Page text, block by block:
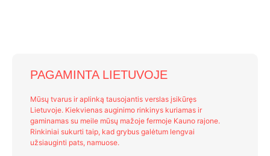
PAGAMINTA LIETUVOJE
Mūsų tvarus ir aplinką tausojantis verslas įsikūręs
Lietuvoje. Kiekvienas auginimo rinkinys kuriamas ir
gaminamas su meile mūsų mažoje fermoje Kauno rajone.
Rinkiniai sukurti taip, kad grybus galėtum lengvai
užsiauginti pats, namuose.